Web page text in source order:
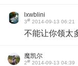
lxwblini
3# 2014-09-13 06:21
不能让你领太
魔凯尔
2# 2014-09-13 04:39